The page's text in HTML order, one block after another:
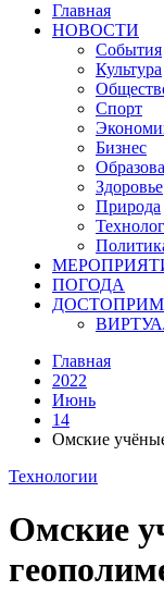
Главная
НОВОСТИ
События
Культура
Спорт
Бизнес
Здоровье
Природа
ПОГОДА
Главная
2022
Июнь
14
Омские
Технологии
Омские